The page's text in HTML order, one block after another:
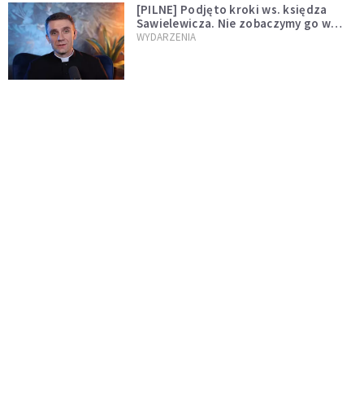
[PILNE] Podjęto kroki ws. księdza
Sawielewicza. Nie zobaczymy go w
mediach
WYDARZENIA